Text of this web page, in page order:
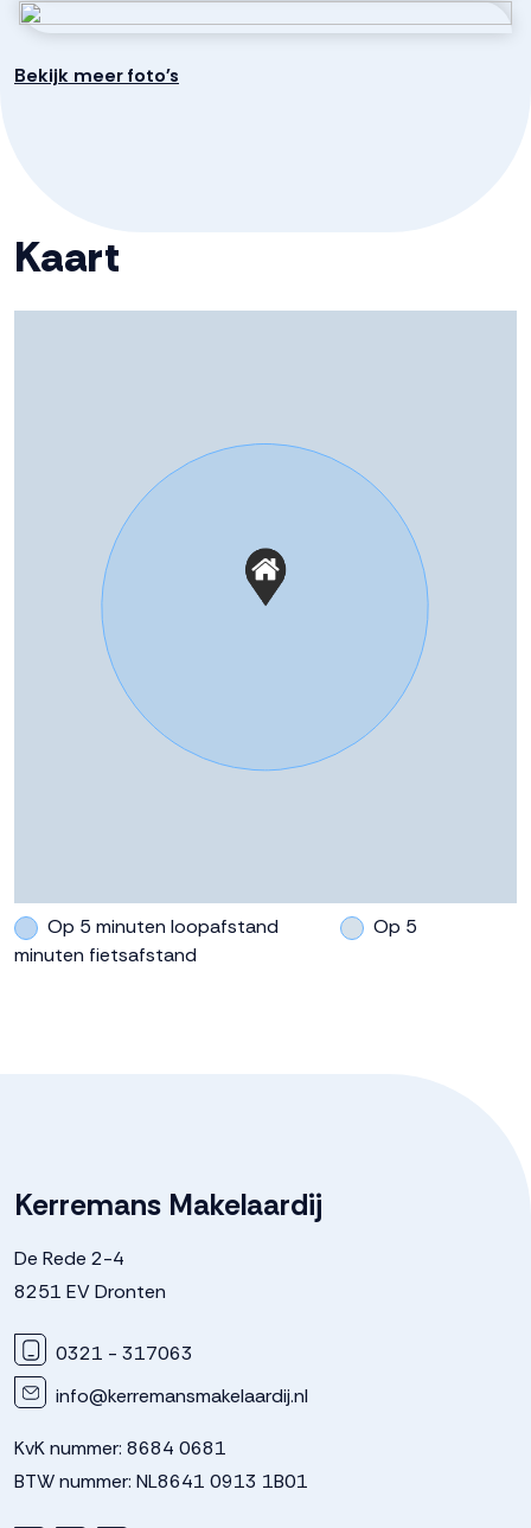
Bekijk meer foto's
Kaart
Op 5 minuten loopafstand
Op 5
minuten fietsafstand
Kerremans Makelaardij
De Rede 2-4
8251 EV Dronten
0321 - 317063
info@kerremansmakelaardij.nl
KvK nummer: 8684 0681
BTW nummer: NL8641 0913 1B01